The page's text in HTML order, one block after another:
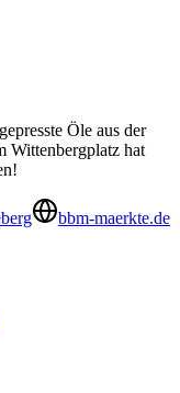
Öle aus der
Wittenbergplatz hat
bbm-maerkte.de